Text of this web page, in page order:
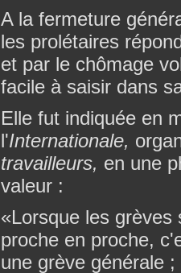
A la fermeture
les prolétaires
et par le chômage
facile à saisir dans
Elle fut indiquée en
l'Internationale,
travailleurs, en une
valeur :
«Lorsque les
proche en proche,
une grève générale